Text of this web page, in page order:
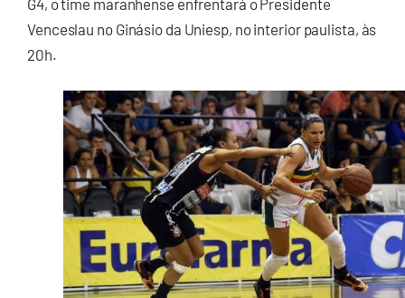
G4, o time maranhense enfrentará o Presidente
Venceslau no Ginásio da Uniesp, no interior paulista, às
20h.